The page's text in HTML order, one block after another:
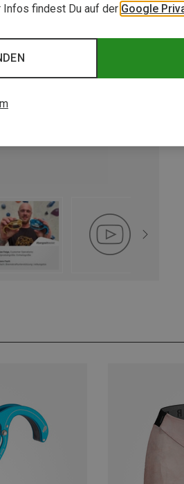
Infos findest Du auf der Google